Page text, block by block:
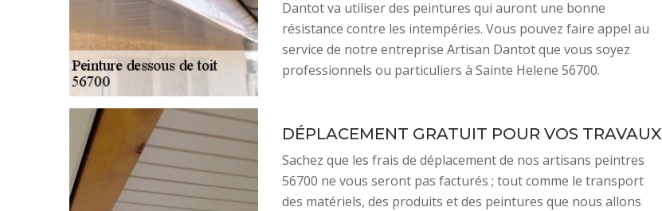
Dantot va utiliser des peintures qui auront une bonne
résistance contre les intempéries. Vous pouvez faire appel au
service de notre entreprise Artisan Dantot que vous soyez
professionnels ou particuliers à Sainte Helene 56700.
DÉPLACEMENT GRATUIT POUR VOS TRAVAUX
Sachez que les frais de déplacement de nos artisans peintres
56700 ne vous seront pas facturés ; tout comme le transport
des matériels, des produits et des peintures que nous allons